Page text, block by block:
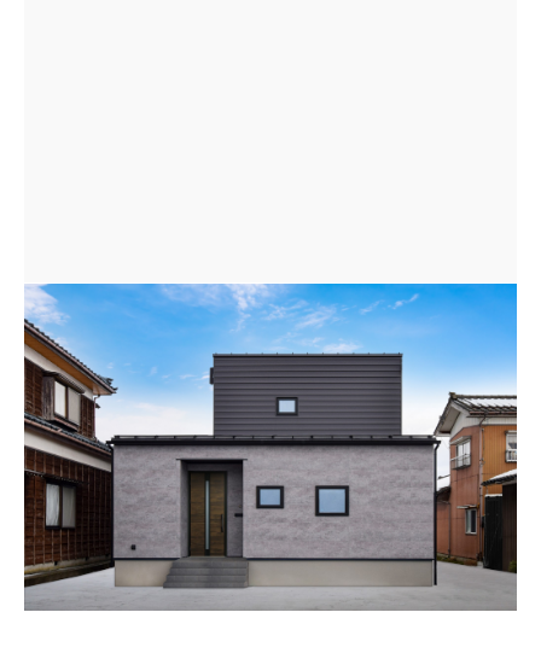
ダークグレーをベースに、グレーの２トーンでまとめた
シンプルモダンな住まい